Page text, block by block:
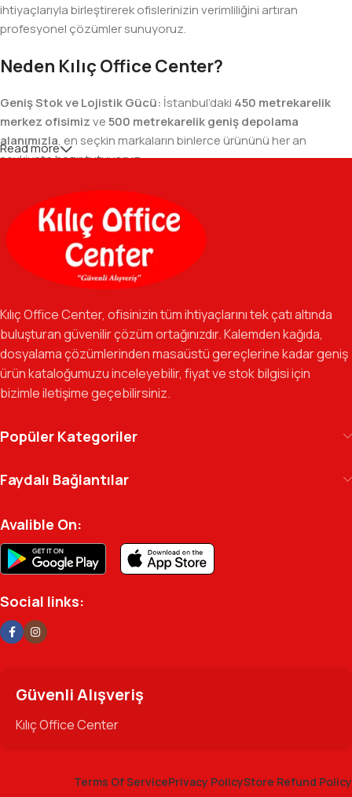
ihtiyaçlarıyla birleştirerek ofislerinizin verimliliğini artıran
profesyonel çözümler sunuyoruz.
Neden Kılıç Office Center?
Geniş Stok ve Lojistik Gücü: İstanbul’daki 450 metrekarelik
merkez ofisimizve500 metrekarelik geniş depolama
alanımızla, en seçkin markaların binlerce ürününü her an
sevkiyata hazır tutuyoruz.
Geniş Ürün Yelpazesi:Temel kırtasiye malzemelerinden teknik
ofis gereçlerine kadar, iş hayatınızda ihtiyaç duyduğunuz her
şeyi tek bir çatı altında, en uygun fiyat avantajlarıyla bulmanızı
sağlıyoruz.
Özverili Takım Ruhu:İşini tutkuyla yapan, güler yüzlü ve çözüm
güvenilir bir yol arkadaşı olmayı hedefliyoruz.
Gelecek Vizyonu:Kurumsal kimliğimizi yeni iş birlikleri ve global
markalarla güçlendirerek, Türkiye genelinde müşteri ağımızı her
geçen gün büyütmeye devam ediyoruz.
Kılıç Office Center
arşivinizdeki dosyaya kadar her detayda yanınızda.
Ofisinizin enerjisini ve verimliliğini artırmak için
profesyonel kadromuzla hizmetinizdeyiz.
Read more
Kılıç Office Center, ofisinizin tüm ihtiyaçlarını tek çatı altında
buluşturan güvenilir çözüm ortağınızdır. Kalemden kağıda,
dosyalama çözümlerinden masaüstü gereçlerine kadar geniş
ürün kataloğumuzu inceleyebilir, fiyat ve stok bilgisi için
bizimle iletişime geçebilirsiniz.
Popüler Kategoriler
Faydalı Bağlantılar
Avalible On:
Social links:
Güvenli Alışveriş
Kılıç Office Center
Terms Of ServicePrivacy PolicyStore Refund Policy